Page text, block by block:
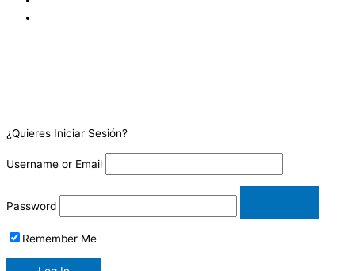
¿Quieres Iniciar Sesión?
Username or Email
Password
Remember Me